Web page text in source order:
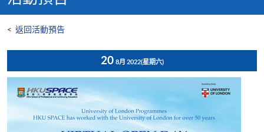
< 返回活動預告
20 8月 2022(星期六)